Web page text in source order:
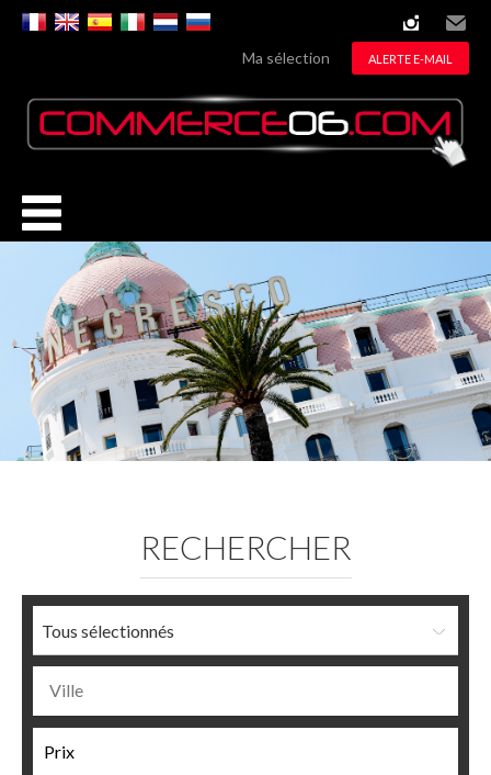
instagram
Email
Ma sélection ALERTE E-MAIL
RECHERCHER
Tous sélectionnés